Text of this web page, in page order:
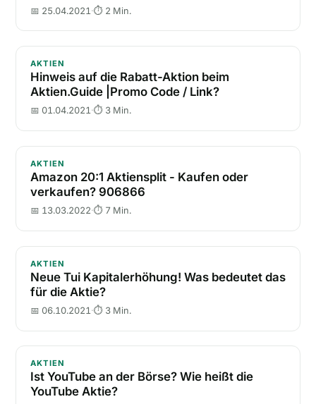
📅 25.04.2021 ·⏱ 2 Min.
Hinweis auf die Rabatt-Aktion beim Aktien.Guide
AKTIEN
Hinweis auf die Rabatt-Aktion beim
Aktien.Guide |Promo Code / Link?
📅 01.04.2021·⏱ 3 Min.
Amazon 20:1 Aktiensplit - Kaufen oder verkaufen?
AKTIEN
Amazon 20:1 Aktiensplit - Kaufen oder
verkaufen? 906866
📅 13.03.2022·⏱ 7 Min.
Neue Tui Kapitalerhöhung! Was bedeutet das für die
AKTIEN
Neue Tui Kapitalerhöhung! Was bedeutet das
für die Aktie?
📅 06.10.2021 ·⏱ 3 Min.
Ist YouTube an der Börse? Wie heißt die YouTube
AKTIEN
Ist YouTube an der Börse? Wie heißt die
YouTube Aktie?